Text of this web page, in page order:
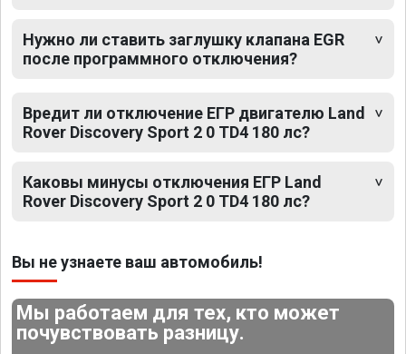
Нужно ли ставить заглушку клапана EGR
после программного отключения?
Вредит ли отключение ЕГР двигателю Land
Rover Discovery Sport 2 0 TD4 180 лс?
Каковы минусы отключения ЕГР Land
Rover Discovery Sport 2 0 TD4 180 лс?
Вы не узнаете ваш автомобиль!
Мы работаем для тех, кто может
почувствовать разницу.